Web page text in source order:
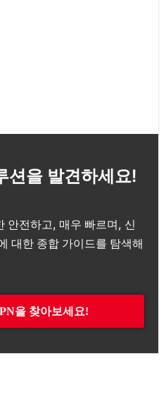
션을 발견하세요!
안전하고, 매우 빠르며, 신
대한 종합 가이드를 탐색해
을 찾아보세요!